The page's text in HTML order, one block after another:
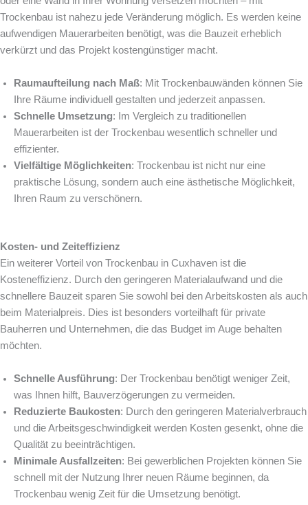
Trockenbau ist nahezu jede Veränderung möglich. Es werden keine
aufwendigen Mauerarbeiten benötigt, was die Bauzeit erheblich
verkürzt und das Projekt kostengünstiger macht.
Raumaufteilung nach Maß: Mit Trockenbauwänden können Sie
Ihre Räume individuell gestalten und jederzeit anpassen.
Schnelle Umsetzung: Im Vergleich zu traditionellen
Mauerarbeiten ist der Trockenbau wesentlich schneller und
effizienter.
Vielfältige Möglichkeiten: Trockenbau ist nicht nur eine
praktische Lösung, sondern auch eine ästhetische Möglichkeit,
Ihren Raum zu verschönern.
Kosten- und Zeiteffizienz
Ein weiterer Vorteil von Trockenbau in Cuxhaven ist die
Kosteneffizienz. Durch den geringeren Materialaufwand und die
schnellere Bauzeit sparen Sie sowohl bei den Arbeitskosten als auch
beim Materialpreis. Dies ist besonders vorteilhaft für private
Bauherren und Unternehmen, die das Budget im Auge behalten
möchten.
Schnelle Ausführung: Der Trockenbau benötigt weniger Zeit,
was Ihnen hilft, Bauverzögerungen zu vermeiden.
Reduzierte Baukosten: Durch den geringeren Materialverbrauch
und die Arbeitsgeschwindigkeit werden Kosten gesenkt, ohne die
Qualität zu beeinträchtigen.
Minimale Ausfallzeiten: Bei gewerblichen Projekten können Sie
schnell mit der Nutzung Ihrer neuen Räume beginnen, da
Trockenbau wenig Zeit für die Umsetzung benötigt.